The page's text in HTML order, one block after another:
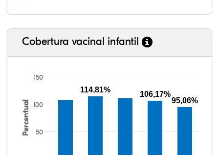
Cobertura vacinal infantil
Percentual 50
100
150
114,81%
106,17%
95,06%